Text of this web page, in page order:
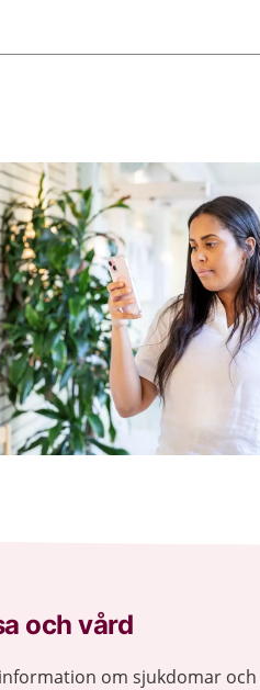
och vård
om sjukdomar och